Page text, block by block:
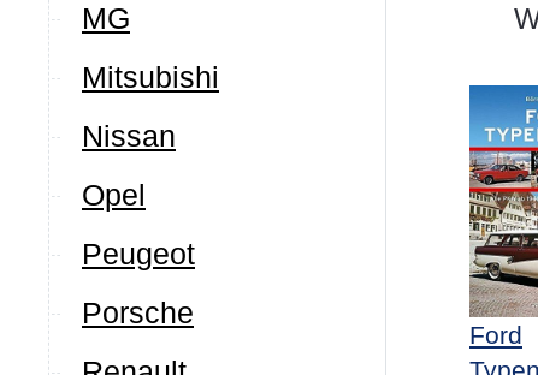
MG
Mitsubishi
Nissan
Opel
Peugeot
Porsche
Ford